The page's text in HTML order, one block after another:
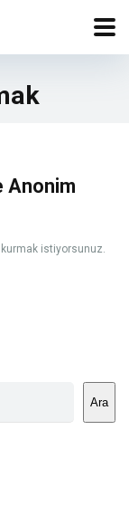
Anonim
istiyorsunuz.
Ara